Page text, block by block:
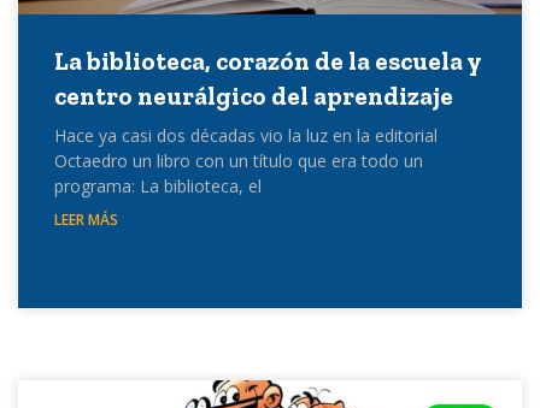
La biblioteca, corazón de la escuela y
centro neurálgico del aprendizaje
Hace ya casi dos décadas vio la luz en la editorial
Octaedro un libro con un título que era todo un
programa: La biblioteca, el
LEER MÁS